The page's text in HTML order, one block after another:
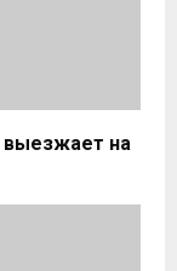
выезжает на